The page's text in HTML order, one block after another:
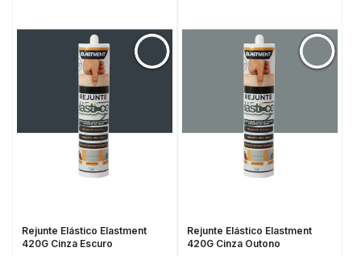
Rejunte Elástico Elastment
420G Cinza Escuro
Rejunte Elástico Elastment
420G Cinza Outono